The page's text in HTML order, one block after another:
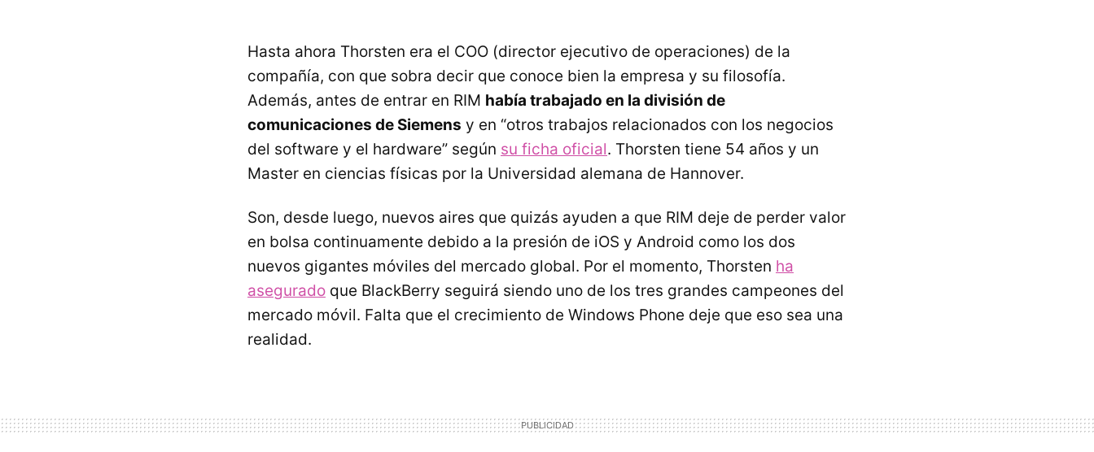
Hasta ahora Thorsten era el COO (director ejecutivo de operaciones) de la
compañía, con que sobra decir que conoce bien la empresa y su filosofía.
Además, antes de entrar en RIM había trabajado en la división de
comunicaciones de Siemens y en “otros trabajos relacionados con los negocios
del software y el hardware” según su ficha oficial. Thorsten tiene 54 años y un
Master en ciencias físicas por la Universidad alemana de Hannover.
Son, desde luego, nuevos aires que quizás ayuden a que RIM deje de perder valor
en bolsa continuamente debido a la presión de iOS y Android como los dos
nuevos gigantes móviles del mercado global. Por el momento, Thorsten ha
asegurado que BlackBerry seguirá siendo uno de los tres grandes campeones del
mercado móvil. Falta que el crecimiento de Windows Phone deje que eso sea una
realidad.